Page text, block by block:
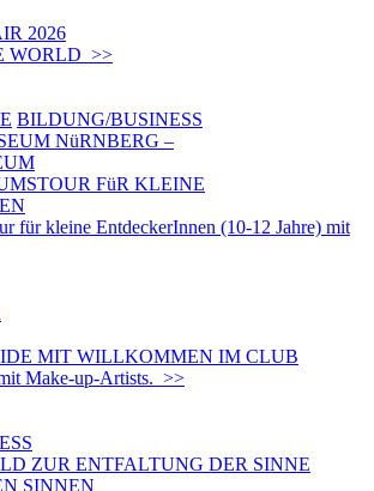
2026
WORLD >>
BILDUNG/BUSINESS
NüRNBERG –
FüR KLEINE
für kleine EntdeckerInnen (10-12 Jahre) mit
MIT WILLKOMMEN IM CLUB
Make-up-Artists. >>
ZUR ENTFALTUNG DER SINNE
SINNEN